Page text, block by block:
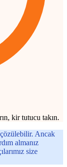
kir tutucu takın.
Ancak
almanız
size